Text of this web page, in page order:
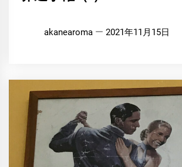
akanearoma 2021年11月15日